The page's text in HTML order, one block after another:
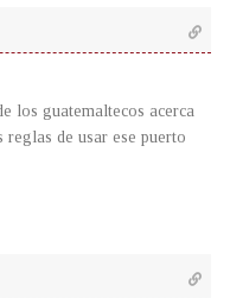
los guatemaltecos acerca
reglas de usar ese puerto